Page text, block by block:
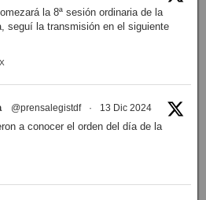
la 8ª sesión ordinaria de la
seguí la transmisión en el siguiente
X
@prensalegistdf · 13 Dic 2024
a conocer el orden del día de la